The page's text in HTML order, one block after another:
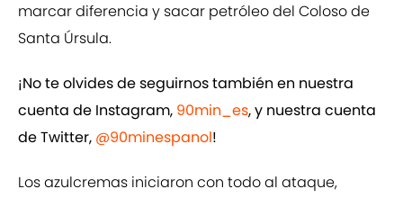
marcar diferencia y sacar petróleo del Coloso de
Santa Úrsula.
¡No te olvides de seguirnos también en nuestra
cuenta de Instagram, 90min_es, y nuestra cuenta
de Twitter, @90minespanol!
Los azulcremas iniciaron con todo al ataque,